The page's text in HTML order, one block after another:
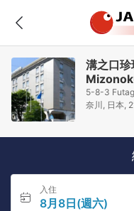
溝之口
5-8-3
奈川, 日本,
入住
8月8日(週六)